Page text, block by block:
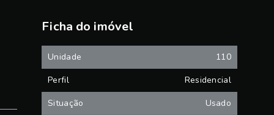
Ficha do imóvel
Unidade
110
Perfil
Residencial
Situação
Usado